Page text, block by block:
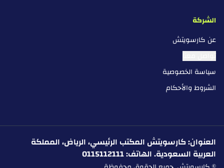
الشركة
عن كارسويتش
تواصل معنا
سياسة الخصوصية
الشروط والأحكام
العنوان: كارسويتش المكتب الرئيسي، الرياض، المملكة
العربية السعودية. الهاتف: 0115112111